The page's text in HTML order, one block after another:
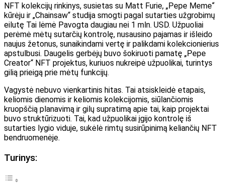
NFT kolekcijų rinkinys, susietas su Matt Furie, „Pepe Meme“
kūrėju ir „Chainsaw“ studija smogti pagal sutarties užgrobimų
eilutę Tai lėmė Pavogta daugiau nei 1 mln. USD. Užpuoliai
perėmė mėtų sutarčių kontrolę, nusausino pajamas ir išleido
naujus žetonus, sunaikindami vertę ir palikdami kolekcionierius
apstulbusi. Daugelis gerbėjų buvo šokiruoti pamatę „Pepe
Creator“ NFT projektus, kuriuos nukreipė užpuolikai, turintys
gilią prieigą prie mėtų funkcijų.
Vagystė nebuvo vienkartinis hitas. Tai atsiskleidė etapais,
keliomis dienomis ir keliomis kolekcijomis, siūlančiomis
kruopščią planavimą ir gilų supratimą apie tai, kaip projektai
buvo struktūrizuoti. Tai, kad užpuolikai įgijo kontrolę iš
sutarties lygio viduje, sukėlė rimtų susirūpinimą keliančių NFT
bendruomenėje.
Turinys: